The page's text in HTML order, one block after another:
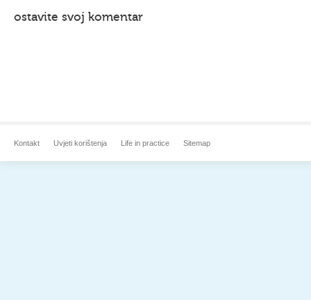
ostavite svoj komentar
Kontakt Uvjeti korištenja Life in practice Sitemap